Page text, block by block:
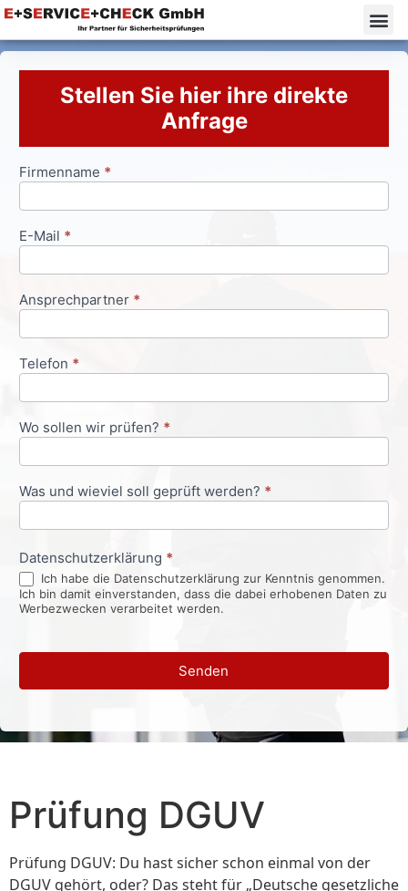
Stellen Sie hier ihre direkte
Anfrage
Anfrageformular
Firmenname *
E-Mail *
Ansprechpartner *
Telefon *
Wo sollen wir prüfen? *
Was und wieviel soll geprüft werden? *
Datenschutzerklärung *
Ich habe die Datenschutzerklärung zur Kenntnis genommen.
Ich bin damit einverstanden, dass die dabei erhobenen Daten zu
Werbezwecken verarbeitet werden.
Senden
Prüfung DGUV
Prüfung DGUV: Du hast sicher schon einmal von der
DGUV gehört, oder? Das steht für „Deutsche gesetzliche